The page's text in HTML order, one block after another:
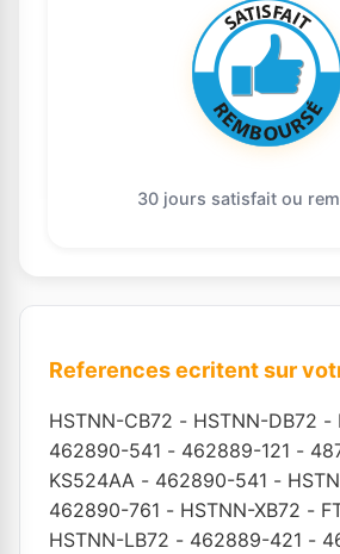
30 jours satisfait ou
References ecritent sur
HSTNN-CB72 - HSTNN-DB72 -
462890-541 - 462889-121 -
KS524AA - 462890-541 -
462890-761 - HSTNN-XB72 -
HSTNN-LB72 - 462889-421 -